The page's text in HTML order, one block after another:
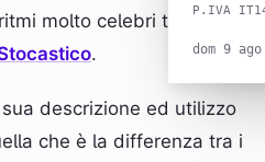
P.IVA
dom 9
molto celebri tra i
.
descrizione ed utilizzo
che è la differenza tra i